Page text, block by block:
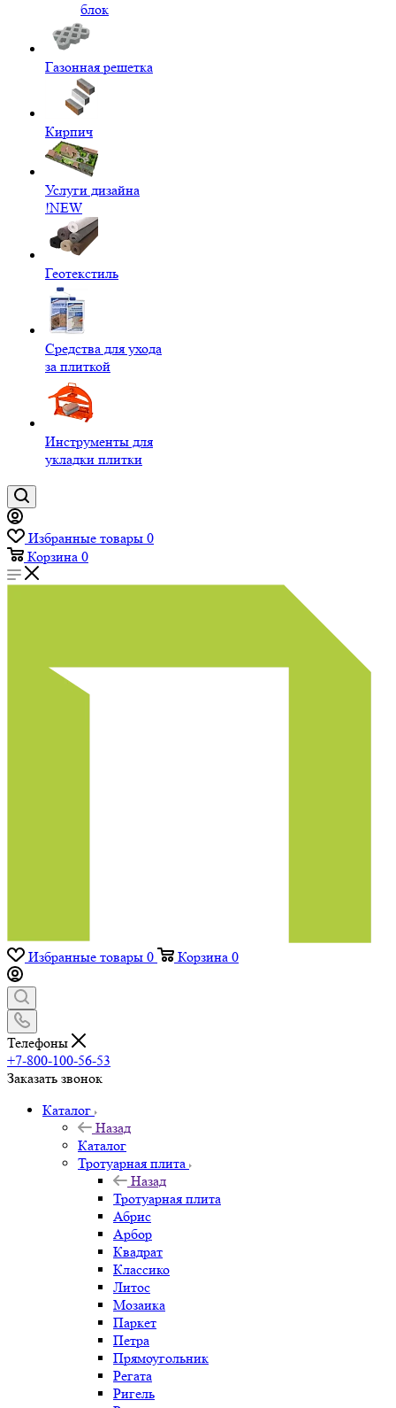
блок
Газонная решетка
Кирпич
Услуги дизайна
!NEW
Геотекстиль
Средства для ухода
за плиткой
Инструменты для
укладки плитки
Избранные товары 0
Корзина 0
Избранные товары 0 Корзина 0
Телефоны
+7-800-100-56-53
Заказать звонок
Каталог
Назад
Каталог
Тротуарная плита
Назад
Тротуарная плита
Абрис
Арбор
Квадрат
Классико
Литос
Мозаика
Паркет
Петра
Прямоугольник
Регата
Ригель